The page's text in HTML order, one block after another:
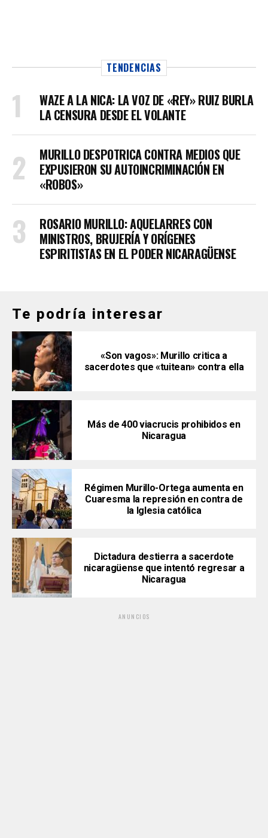
TENDENCIAS
WAZE A LA NICA: LA VOZ DE «REY» RUIZ BURLA
LA CENSURA DESDE EL VOLANTE
MURILLO DESPOTRICA CONTRA MEDIOS QUE
EXPUSIERON SU AUTOINCRIMINACIÓN EN
«ROBOS»
ROSARIO MURILLO: AQUELARRES CON
MINISTROS, BRUJERÍA Y ORÍGENES
ESPIRITISTAS EN EL PODER NICARAGÜENSE
Te podría interesar
«Son vagos»: Murillo critica a
sacerdotes que «tuitean» contra ella
Más de 400 viacrucis prohibidos en
Nicaragua
Régimen Murillo-Ortega aumenta en
Cuaresma la represión en contra de
la Iglesia católica
Dictadura destierra a sacerdote
nicaragüense que intentó regresar a
Nicaragua
ANUNCIOS